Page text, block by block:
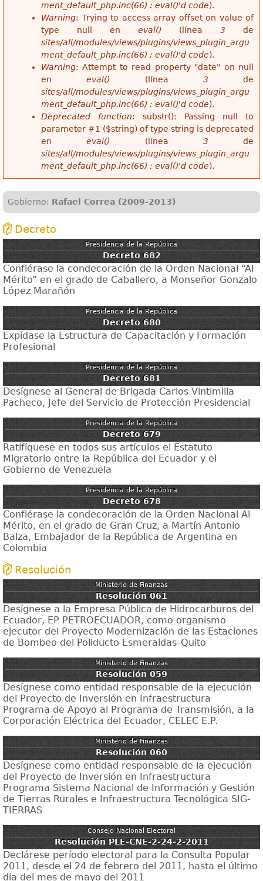
ment_default_php.inc(66) : eval()'d code).
Warning: Trying to access array offset on value of
type null en eval() (línea 3 de
sites/all/modules/views/plugins/views_plugin_argu
ment_default_php.inc(66) : eval()'d code).
Warning: Attempt to read property "date" on null
eneval() (línea 3 de
sites/all/modules/views/plugins/views_plugin_argu
ment_default_php.inc(66) : eval()'d code).
Deprecated function: substr(): Passing null to
parameter #1 ($string) of type string is deprecated
eneval() (línea 3 de
sites/all/modules/views/plugins/views_plugin_argu
ment_default_php.inc(66) : eval()'d code).
Gobierno: Rafael Correa (2009-2013)
Decreto
Presidencia de la República
Decreto 682
Confiérase la condecoración de la Orden Nacional “Al
Mérito” en el grado de Caballero, a Monseñor Gonzalo
López Marañón
Presidencia de la República
Decreto 680
Expídase la Estructura de Capacitación y Formación
Profesional
Presidencia de la República
Decreto 681
Desígnese al General de Brigada Carlos Vintimilla
Pacheco, Jefe del Servicio de Protección Presidencial
Presidencia de la República
Decreto 679
Ratifíquese en todos sus artículos el Estatuto
Migratorio entre la República del Ecuador y el
Gobierno de Venezuela
Presidencia de la República
Decreto 678
Confiérase la condecoración de la Orden Nacional Al
Mérito, en el grado de Gran Cruz, a Martín Antonio
Balza, Embajador de la República de Argentina en
Colombia
Resolución
Ministerio de Finanzas
Resolución 061
Desígnese a la Empresa Pública de Hidrocarburos del
Ecuador, EP PETROECUADOR, como organismo
ejecutor del Proyecto Modernización de las Estaciones
de Bombeo del Poliducto Esmeraldas-Quito
Ministerio de Finanzas
Resolución 059
Desígnese como entidad responsable de la ejecución
del Proyecto de Inversión en Infraestructura
Programa de Apoyo al Programa de Transmisión, a la
Corporación Eléctrica del Ecuador, CELEC E.P.
Ministerio de Finanzas
Resolución 060
Desígnese como entidad responsable de la ejecución
del Proyecto de Inversión en Infraestructura
Programa Sistema Nacional de Información y Gestión
de Tierras Rurales e Infraestructura Tecnológica SIG-
TIERRAS
Consejo Nacional Electoral
Resolución PLE-CNE-2-24-2-2011
Declárese período electoral para la Consulta Popular
2011, desde el 24 de febrero del 2011, hasta el último
día del mes de mayo del 2011